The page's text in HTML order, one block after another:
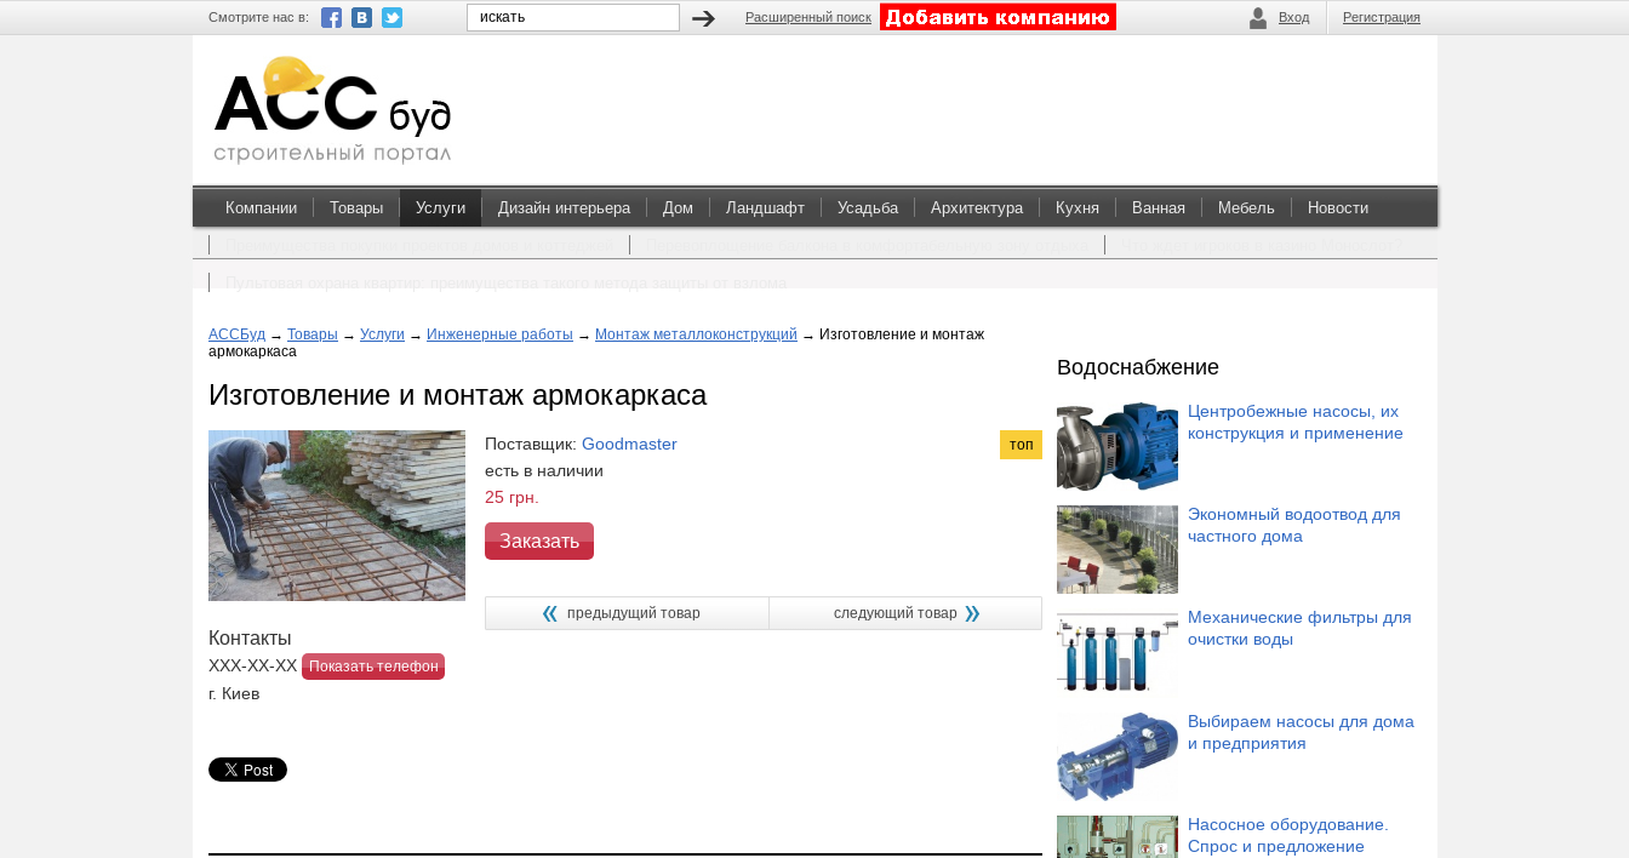
Смотрите нас в: Расширенный поиск Вход Регистрация
Компании Товары Услуги Дизайн интерьера Дом Ландшафт Усадьба Архитектура Кухня Ванная Мебель Новости
АССБуд → Товары → Услуги → Инженерные работы → Монтаж металлоконструкций → Изготовление и монтаж
армокаркаса
Изготовление и монтаж армокаркаса
Контакты
ХХХ-ХХ-ХХ Показать телефон
г. Киев
топ
Поставщик: Goodmaster
есть в наличии
25 грн.
Заказать
предыдущий товар следующий товар
Водоснабжение
Центробежные насосы, их
конструкция и применение
Экономный водоотвод для
частного дома
Механические фильтры для
очистки воды
Выбираем насосы для дома
и предприятия
Насосное оборудование.
Спрос и предложение